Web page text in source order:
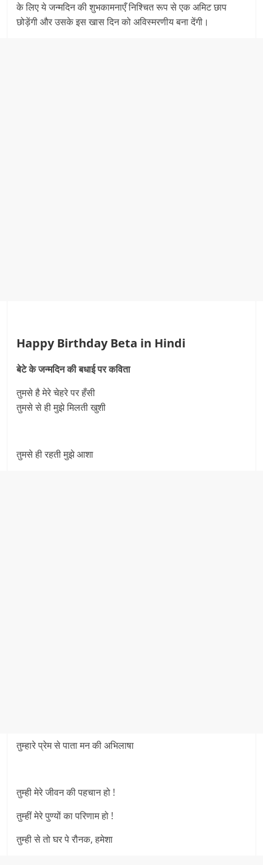
के लिए ये जन्मदिन की शुभकामनाएँ निश्चित रूप से एक अमिट छाप
छोड़ेंगी और उसके इस खास दिन को अविस्मरणीय बना देंगी।
Happy Birthday Beta in Hindi
बेटे के जन्मदिन की बधाई पर कविता
तुमसे है मेरे चेहरे पर हँसी
तुमसे से ही मुझे मिलती खुशी
तुमसे ही रहती मुझे आशा
तुम्हारे प्रेम से पाता मन की अभिलाषा
तुम्ही मेरे जीवन की पहचान हो !
तुम्हीं मेरे पुण्यों का परिणाम हो !
तुम्ही से तो घर पे रौनक, हमेशा